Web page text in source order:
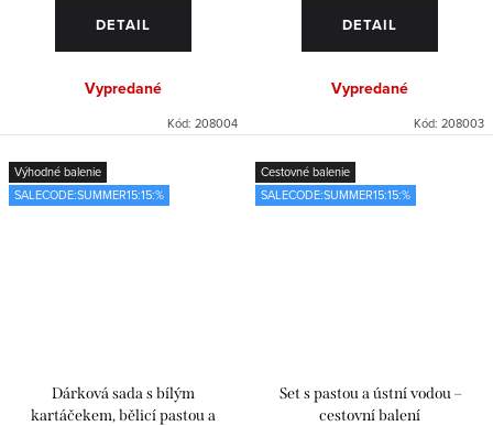
DETAIL
Vypredané
Kód: 208004
DETAIL
Vypredané
Kód: 208003
Výhodné balenie
SALECODE:SUMMER15:15:%
Dárková sada s bílým
kartáčekem, bělicí pastou a
Cestovné balenie
SALECODE:SUMMER15:15:%
Set s pastou a ústní vodou –
cestovní balení